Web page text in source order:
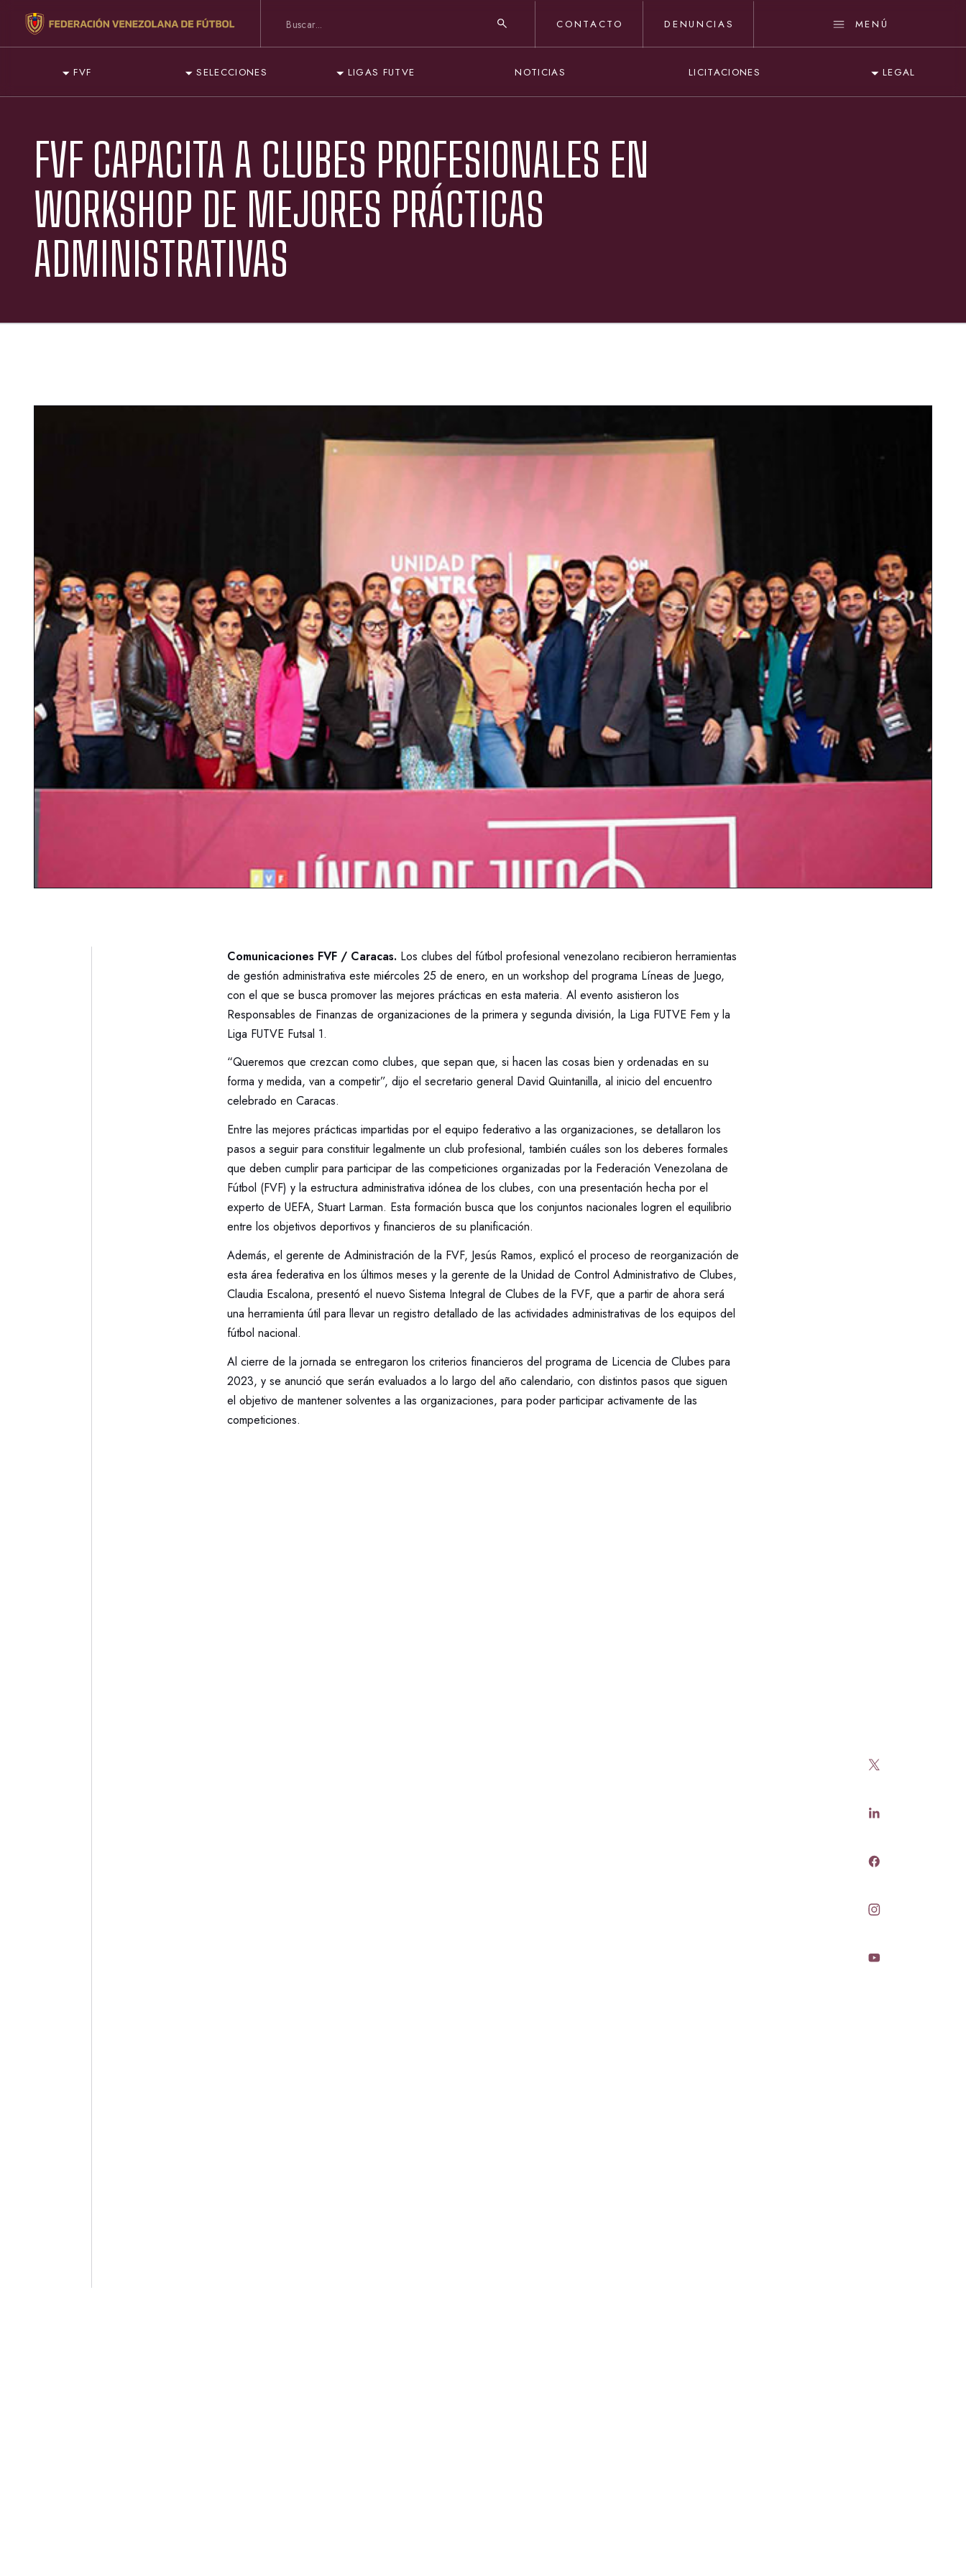
CONTACTO DENUNCIAS MENÚ
FVF SELECCIONES LIGAS FUTVE NOTICIAS LICITACIONES LEGAL
FVF CAPACITA A CLUBES PROFESIONALES EN
WORKSHOP DE MEJORES PRÁCTICAS
ADMINISTRATIVAS
Comunicaciones FVF / Caracas. Los clubes del fútbol profesional venezolano recibieron herramientas
de gestión administrativa este miércoles 25 de enero, en un workshop del programa Líneas de Juego,
con el que se busca promover las mejores prácticas en esta materia. Al evento asistieron los
Responsables de Finanzas de organizaciones de la primera y segunda división, la Liga FUTVE Fem y la
Liga FUTVE Futsal 1.
“Queremos que crezcan como clubes, que sepan que, si hacen las cosas bien y ordenadas en su
forma y medida, van a competir”, dijo el secretario general David Quintanilla, al inicio del encuentro
celebrado en Caracas.
Entre las mejores prácticas impartidas por el equipo federativo a las organizaciones, se detallaron los
pasos a seguir para constituir legalmente un club profesional, también cuáles son los deberes formales
que deben cumplir para participar de las competiciones organizadas por la Federación Venezolana de
Fútbol (FVF) y la estructura administrativa idónea de los clubes, con una presentación hecha por el
experto de UEFA, Stuart Larman. Esta formación busca que los conjuntos nacionales logren el equilibrio
entre los objetivos deportivos y financieros de su planificación.
Además, el gerente de Administración de la FVF, Jesús Ramos, explicó el proceso de reorganización de
esta área federativa en los últimos meses y la gerente de la Unidad de Control Administrativo de Clubes,
Claudia Escalona, presentó el nuevo Sistema Integral de Clubes de la FVF, que a partir de ahora será
una herramienta útil para llevar un registro detallado de las actividades administrativas de los equipos del
fútbol nacional.
Al cierre de la jornada se entregaron los criterios financieros del programa de Licencia de Clubes para
2023, y se anunció que serán evaluados a lo largo del año calendario, con distintos pasos que siguen
el objetivo de mantener solventes a las organizaciones, para poder participar activamente de las
competiciones.